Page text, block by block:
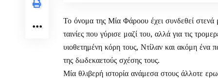
Το όνομα της Μία Φάροου έχει συνδεθεί
ταινίες που γύρισε μαζί του, αλλά για τις
υιοθετημένη κόρη τους, Ντίλαν και ακόμη ένα
της δωδεκαετούς σχέσης τους.
Μία θλιβερή ιστορία ανάμεσα στους άλλοτε